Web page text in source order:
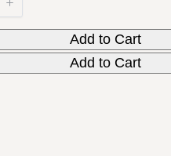
Add to Cart
Add to Cart